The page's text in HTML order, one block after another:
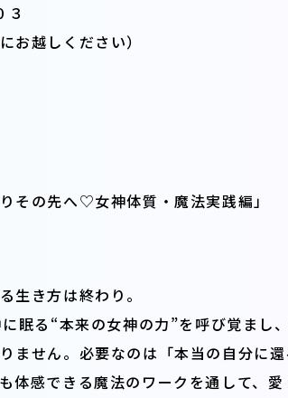
お越しください）
その先へ♡女神体質・魔法実践編 」
生き方は終わり。
眠る“本来の女神の力”を呼び覚まし
ません。必要なのは「本当の自分に
体感できる魔法のワークを通して、